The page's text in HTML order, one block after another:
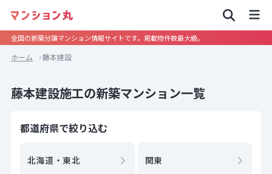
全国の新築分譲マンション情報サイトです。掲載物件数最大級。
ホーム 藤本建設
藤本建設施工の新築マンション一覧
都道府県で絞り込む
北海道・東北 関東